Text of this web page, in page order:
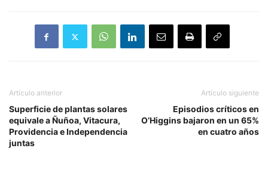
Artículo anterior
Superficie de plantas solares
equivale a Ñuñoa, Vitacura,
Providencia e Independencia
juntas
Artículo siguiente
Episodios críticos en
O’Higgins bajaron en un 65%
en cuatro años